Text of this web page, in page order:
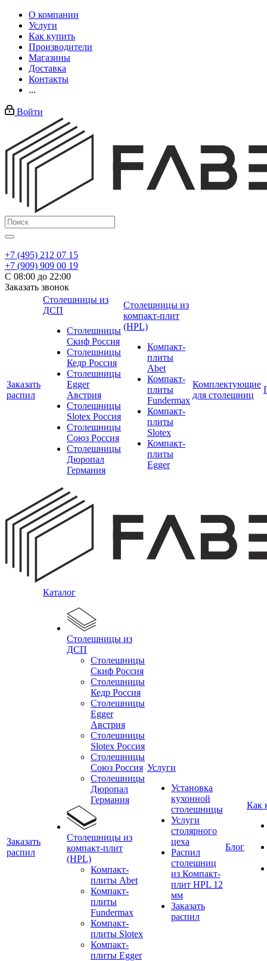
О компании
Услуги
Как купить
Производители
Магазины
Доставка
Контакты
...
Войти
+7 (495) 212 07 15
+7 (909) 909 00 19
С 08:00 до 22:00
Заказать звонок
Заказать
распил
Столешницы из
ДСП
Столешницы
Скиф Россия
Столешницы
Кедр Россия
Столешницы
Egger
Австрия
Столешницы
Slotex Россия
Столешницы
Союз Россия
Столешницы
Дюропал
Германия
Столешницы из
компакт-плит
(HPL)
Компакт-
плиты
Abet
Компакт-
плиты
Fundermax
Компакт-
плиты
Slotex
Компакт-
плиты
Egger
Комплектующие
для столешниц
Заказать
распил
Каталог
Столешницы из
ДСП
Столешницы
Скиф Россия
Столешницы
Кедр Россия
Столешницы
Egger
Австрия
Столешницы
Slotex Россия
Столешницы
Союз Россия
Столешницы
Дюропал
Германия
Столешницы из
компакт-плит
(HPL)
Компакт-
плиты Abet
Компакт-
плиты
Fundermax
Компакт-
плиты Slotex
Компакт-
плиты Egger
Услуги
Установка
кухонной
столешницы
Услуги
столярного
цеха
Распил
столешниц
из Компакт-
плит HPL 12
мм
Заказать
распил
Блог
Как